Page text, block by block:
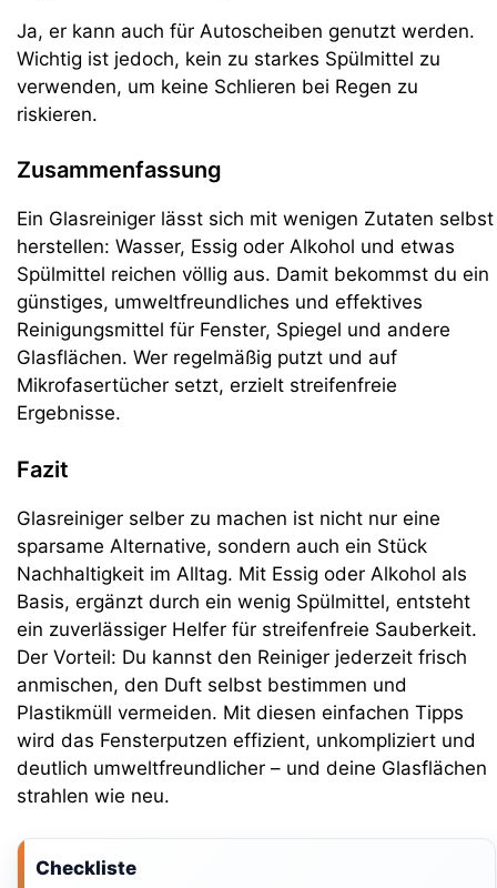
Ja, er kann auch für Autoscheiben genutzt werden.
Wichtig ist jedoch, kein zu starkes Spülmittel zu
verwenden, um keine Schlieren bei Regen zu
riskieren.
Zusammenfassung
Ein Glasreiniger lässt sich mit wenigen Zutaten selbst
herstellen: Wasser, Essig oder Alkohol und etwas
Spülmittel reichen völlig aus. Damit bekommst du ein
günstiges, umweltfreundliches und effektives
Reinigungsmittel für Fenster, Spiegel und andere
Glasflächen. Wer regelmäßig putzt und auf
Mikrofasertücher setzt, erzielt streifenfreie
Ergebnisse.
Fazit
Glasreiniger selber zu machen ist nicht nur eine
sparsame Alternative, sondern auch ein Stück
Nachhaltigkeit im Alltag. Mit Essig oder Alkohol als
Basis, ergänzt durch ein wenig Spülmittel, entsteht
ein zuverlässiger Helfer für streifenfreie Sauberkeit.
Der Vorteil: Du kannst den Reiniger jederzeit frisch
anmischen, den Duft selbst bestimmen und
Plastikmüll vermeiden. Mit diesen einfachen Tipps
wird das Fensterputzen effizient, unkompliziert und
deutlich umweltfreundlicher – und deine Glasflächen
strahlen wie neu.
Checkliste